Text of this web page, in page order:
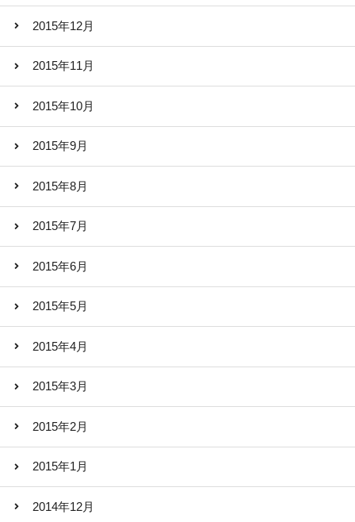
2015年12月
2015年11月
2015年10月
2015年9月
2015年8月
2015年7月
2015年6月
2015年5月
2015年4月
2015年3月
2015年2月
2015年1月
2014年12月